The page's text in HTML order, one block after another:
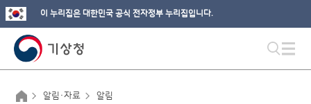
이 누리집은 대한민국 공식 전자정부 누리집입니다.
알림·자료 알림